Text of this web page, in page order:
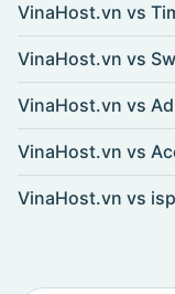
VinaHost.vn vs
VinaHost.vn vs
VinaHost.vn vs
VinaHost.vn vs
VinaHost.vn vs